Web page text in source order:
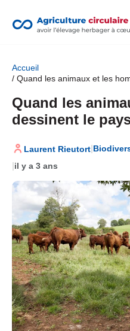
Accueil
/ Quand les animaux et les
Quand les
dessinent le
Laurent Rieutort|
|il y a 3 ans